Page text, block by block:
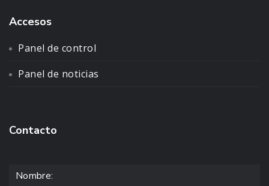
Accesos
Panel de control
Panel de noticias
Contacto